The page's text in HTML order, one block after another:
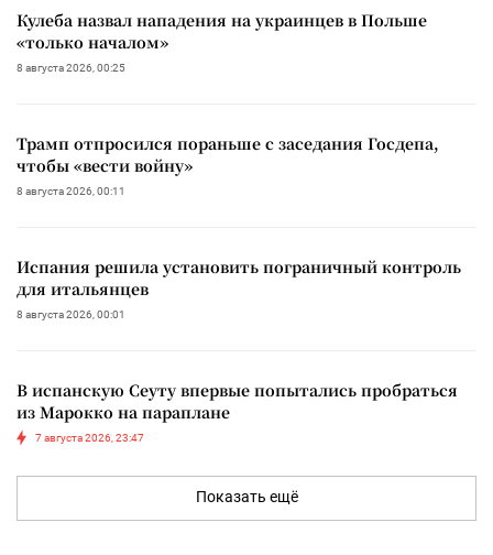
Кулеба назвал нападения на украинцев в Польше
«только началом»
8 августа 2026, 00:25
Трамп отпросился пораньше с заседания Госдепа,
чтобы «вести войну»
8 августа 2026, 00:11
Испания решила установить пограничный контроль
для итальянцев
8 августа 2026, 00:01
В испанскую Сеуту впервые попытались пробраться
из Марокко на параплане
7 августа 2026, 23:47
Показать ещё